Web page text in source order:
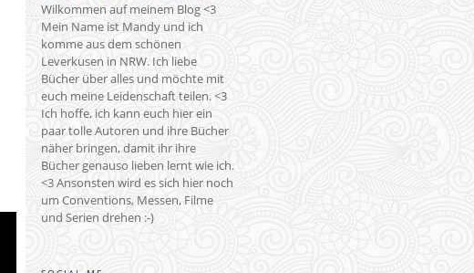
Wilkommen auf meinem Blog <3
Mein Name ist Mandy und ich
komme aus dem schönen
Leverkusen in NRW. Ich liebe
Bücher über alles und möchte mit
euch meine Leidenschaft teilen. <3
Ich hoffe, ich kann euch hier ein
paar tolle Autoren und ihre Bücher
näher bringen, damit ihr ihre
Bücher genauso lieben lernt wie ich.
<3 Ansonsten wird es sich hier noch
um Conventions, Messen, Filme
und Serien drehen :-)